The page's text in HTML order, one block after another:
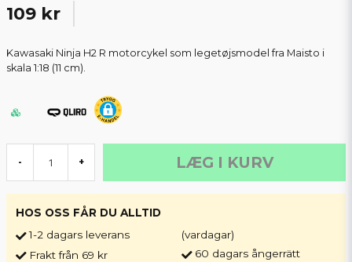
109 kr
Kawasaki Ninja H2 R motorcykel som legetøjsmodel fra Maisto i
skala 1:18 (11 cm).
- + LÆG I KURV
HOS OSS FÅR DU ALLTID
1-2 dagars leverans
Frakt från 69 kr
(vardagar)
60 dagars ångerrätt